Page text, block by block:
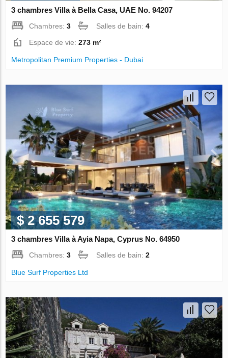
3 chambres Villa à Bella Casa, UAE No. 94207
Chambres:3 Salles de bain:4
Espace de vie:273 m²
Metropolitan Premium Properties - Dubai
$ 2 655 579
3 chambres Villa à Ayia Napa, Cyprus No. 64950
Chambres:3 Salles de bain:2
Blue Surf Properties Ltd